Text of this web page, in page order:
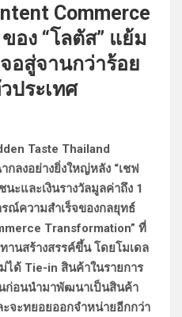
Commerce
อง “โลตัส” แย้ม
อสู่จานกว่าร้อย
ประเทศ
Taste Thailand
กลงอย่างยิ่งใหญ่หลัง “เชฟ
ะและเงินรางวัลมูลค่าถึง 1
ณ์ความสำเร็จของกลยุทธ์
Transformation” ที่
านสร้างสรรค์ขึ้น โดยโมเดล
ด้ Tie-in สินค้าในรายการ
ก่อนนำมาพัฒนาเป็นสินค้า
จะทยอยออกจำหน่ายอีกกว่า